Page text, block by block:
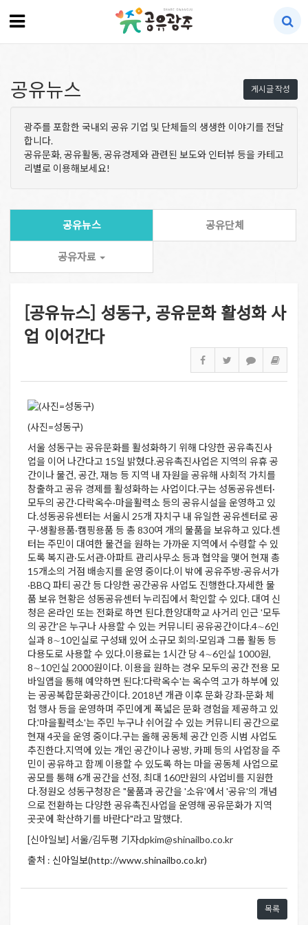
게시글 작성
공유뉴스
광주를 포함한 국내외 공유 기업 및 단체들의 생생한 이야기를 전달
합니다.
공유문화, 공유활동, 공유경제와 관련된 보도와 인터뷰 등을 카테고
리별로 이용해보세요!
공유뉴스 공유단체
공유자료
[공유뉴스] 성동구, 공유문화 활성화 사
업 이어간다
(사진=성동구)
서울 성동구는 공유문화를 활성화하기 위해 다양한 공유촉진사
업을 이어 나간다고 15일 밝혔다.공유촉진사업은 지역의 유휴 공
간이나 물건, 공간, 재능 등 지역 내 자원을 공유해 사회적 가치를
창출하고 공유 경제를 활성화하는 사업이다.구는 성동공유센터·
모두의 공간·다락옥수·마을활력소 등의 공유시설을 운영하고 있
다.성동공유센터는 서울시 25개 자치구 내 유일한 공유센터로 공
구·생활용품·캠핑용품 등 총 830여 개의 물품을 보유하고 있다.센
터는 주민이 대여한 물건을 원하는 가까운 지역에서 수령할 수 있
도록 복지관·도서관·아파트 관리사무소 등과 협약을 맺어 현재 총
15개소의 거점 배송지를 운영 중이다.이 밖에 공유주방·공유서가
·BBQ 파티 공간 등 다양한 공간공유 사업도 진행한다.자세한 물
품 보유 현황은 성동공유센터 누리집에서 확인할 수 있다. 대여 신
청은 온라인 또는 전화로 하면 된다.한양대학교 사거리 인근 '모두
의 공간'은 누구나 사용할 수 있는 커뮤니티 공유공간이다.4∼6인
실과 8∼10인실로 구성돼 있어 소규모 회의·모임과 그룹 활동 등
다용도로 사용할 수 있다.이용료는 1시간 당 4∼6인실 1000원,
8∼10인실 2000원이다. 이용을 원하는 경우 모두의 공간 전용 모
바일앱을 통해 예약하면 된다.'다락옥수'는 옥수역 고가 하부에 있
는 공공복합문화공간이다. 2018년 개관 이후 문화 강좌·문화 체
험 행사 등을 운영하며 주민에게 폭넓은 문화 경험을 제공하고 있
다.'마을활력소'는 주민 누구나 쉬어갈 수 있는 커뮤니티 공간으로
현재 4곳을 운영 중이다.구는 올해 공동체 공간 인증 시범 사업도
추진한다.지역에 있는 개인 공간이나 공방, 카페 등의 사업장을 주
민이 공유하고 함께 이용할 수 있도록 하는 마을 공동체 사업으로
공모를 통해 6개 공간을 선정, 최대 160만원의 사업비를 지원한
다.정원오 성동구청장은 "물품과 공간을 '소유'에서 '공유'의 개념
으로 전환하는 다양한 공유촉진사업을 운영해 공유문화가 지역
곳곳에 확산하기를 바란다"라고 말했다.
[신아일보] 서울/김두평 기자dpkim@shinailbo.co.kr
출처 : 신아일보(http://www.shinailbo.co.kr)
목록